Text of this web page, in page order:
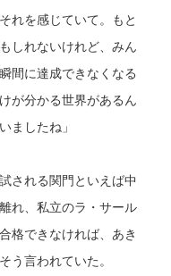
れを感じていて。もと
しれないけれど、みん
間に達成できなくなる
が分かる世界があるん
ましたね」
される関門といえば中
れ、私立のラ・サール
格できなければ、あき
う言われていた。